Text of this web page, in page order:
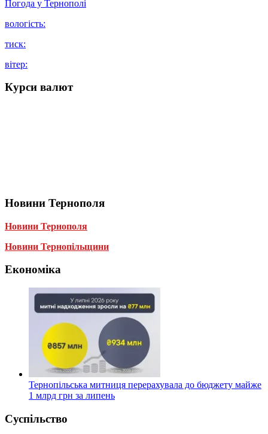
Погода у Тернополі
вологість:
тиск:
вітер:
Курси валют
Новини Тернополя
Новини Тернополя
Новини Тернопільщини
Економіка
Тернопільська митниця перерахувала до бюджету майже
1 млрд грн за липень
Суспільство